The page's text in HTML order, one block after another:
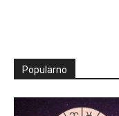
Popularno